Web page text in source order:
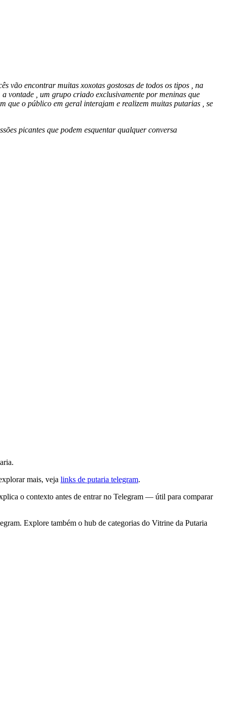
vão encontrar muitas xoxotas gostosas de todos os tipos , na
vontade , um grupo criado exclusivamente por meninas que
que o público em geral interajam e realizem muitas putarias , se
picantes que podem esquentar qualquer conversa
mais, veja links de putaria telegram.
o contexto antes de entrar no Telegram — útil para comparar
Explore também o hub de categorias do Vitrine da Putaria